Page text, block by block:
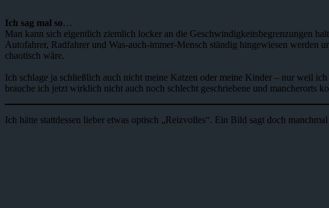
Ich sag mal so…
Man kann sich eigentlich ziemlich locker an die Geschwindigkeitsbegrenzungen
Autofahrer, Radfahrer und Was-auch-immer-Mensch ständig hingewiesen werden
chaotisch wäre.
Ich schlage ja schließlich auch nicht meine Katzen oder meine Kinder – nur weil
brauche ich jetzt wirklich nicht auch noch schlecht geschriebene und mancherorts
Ich hätte stattdessen lieber etwas optisch „Reizvolles“. Ein Bild sagt doch